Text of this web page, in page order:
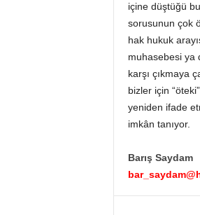
içine düştüğü
sorusunun çok
hak hukuk
muhasebesi ya
karşı çıkmaya
bizler için
yeniden ifade
imkân tanıyor.
Barış Saydam